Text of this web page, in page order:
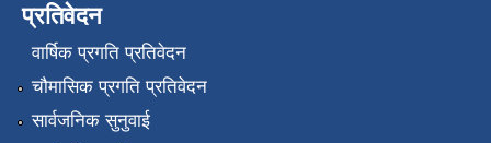
प्रतिवेदन
वार्षिक प्रगति प्रतिवेदन
चौमासिक प्रगति प्रतिवेदन
सार्वजनिक सुनुवाई